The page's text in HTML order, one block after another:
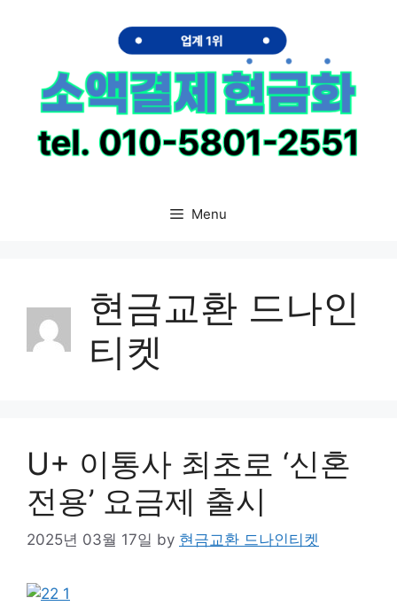
Menu
현금교환 드나인
티켓
U+ 이통사 최초로 ‘신혼
전용’ 요금제 출시
2025년 03월 17일 by 현금교환 드나인티켓